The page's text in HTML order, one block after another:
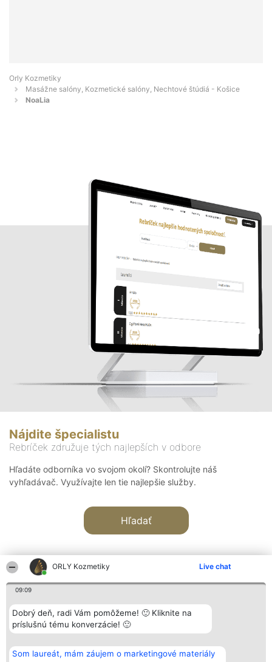
ORLY Kozmetiky Live chat
09:09
Dobrý deň, radi Vám pomôžeme! 🙂 Kliknite na
príslušnú tému konverzácie! 🙂
Som laureát, mám záujem o marketingové materiály
Orly Kozmetiky
Masážne salóny, Kozmetické salóny, Nechtové štúdiá - Košice
NoaLia
Nájdite špecialistu
Rebríček združuje tých najlepších v odbore
Hľadáte odborníka vo svojom okolí? Skontrolujte náš
vyhľadávač. Využívajte len tie najlepšie služby.
Hľadať
Organizátor hodnotenia
Bright Side Solutions sp. z o.
o. sp. k.
Wrocław 50-079
KRS 0000749100 | Regon
Hodnotenie
Laureáti
Lista
Laureatów
Podmienky
Kontakt
Kontakt